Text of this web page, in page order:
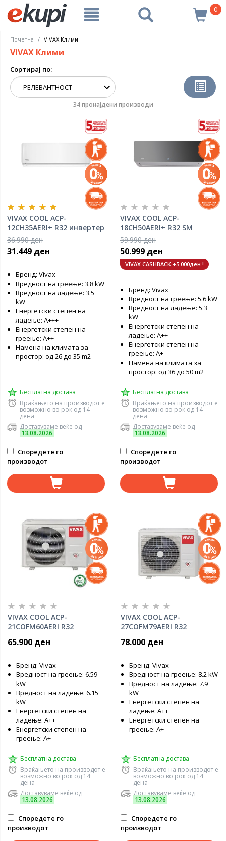
0
Почетна VIVAX Клими
VIVAX Клими
Сортирај по:
34 пронајдени производи
VIVAX COOL ACP-
12CH35AERI+ R32 инвертер
клима уред
36.990 ден
31.449 ден
Бренд: Vivax
Вредност на греење: 3.8 kW
Вредност на ладење: 3.5
kW
Енергетски степен на
ладење: A+++
Енергетски степен на
греење: А++
Намена на климата за
простор: од 26 до 35 m2
Бесплатна достава
Враќањето на производот е
возможно во рок од 14
дена
Доставуваме веќе од
13.08.2026
Споредете го
производот
VIVAX COOL ACP-
18CH50AERI+ R32 SM
инвертер клима уред
59.990 ден
50.999 ден
VIVAX CASHBACK +5.000ден.!
Бренд: Vivax
Вредност на греење: 5.6 kW
Вредност на ладење: 5.3
kW
Енергетски степен на
ладење: А++
Енергетски степен на
греење: А+
Намена на климата за
простор: од 36 до 50 m2
Бесплатна достава
Враќањето на производот е
возможно во рок од 14
дена
Доставуваме веќе од
13.08.2026
Споредете го
производот
VIVAX COOL ACP-
21COFM60AERI R32
клима
65.900 ден
Бренд: Vivax
Вредност на греење: 6.59
kW
Вредност на ладење: 6.15
kW
Енергетски степен на
ладење: А++
Енергетски степен на
греење: А+
Бесплатна достава
Враќањето на производот е
возможно во рок од 14
дена
Доставуваме веќе од
13.08.2026
Споредете го
производот
VIVAX COOL ACP-
27COFM79AERI R32
единица
78.000 ден
Бренд: Vivax
Вредност на греење: 8.2 kW
Вредност на ладење: 7.9
kW
Енергетски степен на
ладење: А++
Енергетски степен на
греење: А+
Бесплатна достава
Враќањето на производот е
возможно во рок од 14
дена
Доставуваме веќе од
13.08.2026
Споредете го
производот